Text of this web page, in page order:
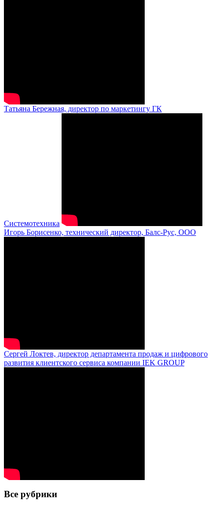
Татьяна Бережная, директор по маркетингу ГК
Системотехника
Игорь Борисенко, технический директор, Балс-Рус, ООО
Сергей Локтев, директор департамента продаж и цифрового
развития клиентского сервиса компании IEK GROUP
Все рубрики